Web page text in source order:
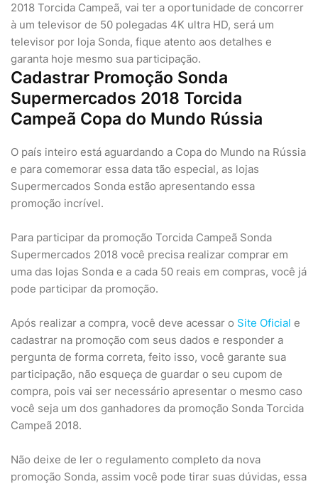
2018 Torcida Campeã, vai ter a oportunidade de concorrer
à um televisor de 50 polegadas 4K ultra HD, será um
televisor por loja Sonda, fique atento aos detalhes e
garanta hoje mesmo sua participação.
Cadastrar Promoção Sonda
Supermercados 2018 Torcida
Campeã Copa do Mundo Rússia
O país inteiro está aguardando a Copa do Mundo na Rússia
e para comemorar essa data tão especial, as lojas
Supermercados Sonda estão apresentando essa
promoção incrível.
Para participar da promoção Torcida Campeã Sonda
Supermercados 2018 você precisa realizar comprar em
uma das lojas Sonda e a cada 50 reais em compras, você já
pode participar da promoção.
Após realizar a compra, você deve acessar o Site Oficial e
cadastrar na promoção com seus dados e responder a
pergunta de forma correta, feito isso, você garante sua
participação, não esqueça de guardar o seu cupom de
compra, pois vai ser necessário apresentar o mesmo caso
você seja um dos ganhadores da promoção Sonda Torcida
Campeã 2018.
Não deixe de ler o regulamento completo da nova
promoção Sonda, assim você pode tirar suas dúvidas, essa